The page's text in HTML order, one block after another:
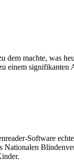
dem machte, was
einem signifikanten
Software
Nationalen